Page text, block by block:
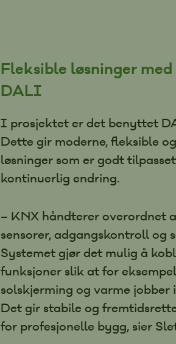
Fleksible løsninger
DALI
I prosjektet er det benyttet
Dette gir moderne, fleksible
løsninger som er godt
kontinuerlig endring.
– KNX håndterer overordnet
sensorer, adgangskontroll og
Systemet gjør det mulig å
funksjoner slik at for
solskjerming og varme jobber
Det gir stabile og
for profesjonelle bygg, sier